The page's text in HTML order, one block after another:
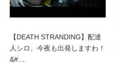
【DEATH STRANDING】配達
人シロ、今夜も出発しますわ！
&#…